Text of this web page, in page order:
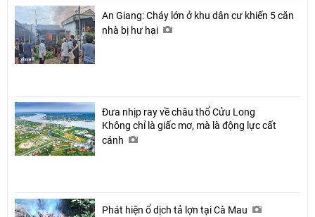
An Giang: Cháy lớn ở khu dân cư khiến 5 căn
nhà bị hư hại
Đưa nhịp ray về châu thổ Cửu Long
Không chỉ là giấc mơ, mà là động lực cất
cánh
Phát hiện ổ dịch tả lợn tại Cà Mau